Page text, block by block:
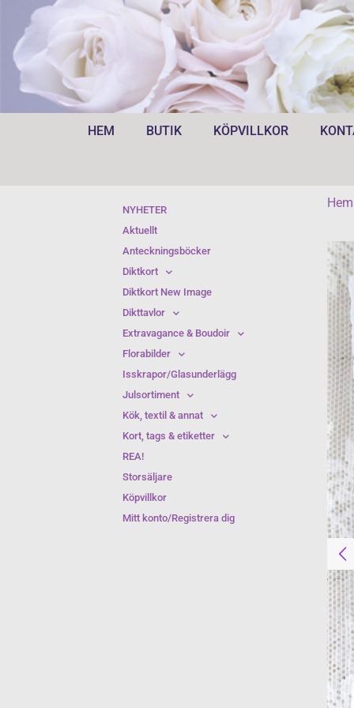
HEM BUTIK KÖPVILLKOR
Hem
NYHETER
Aktuellt
Anteckningsböcker
Diktkort
Diktkort New Image
Dikttavlor
Extravagance & Boudoir
Florabilder
Isskrapor/Glasunderlägg
Julsortiment
Kök, textil & annat
Kort, tags & etiketter
REA!
Storsäljare
Köpvillkor
Mitt konto/Registrera dig